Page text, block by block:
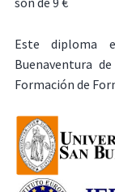
Este diploma
Buenaventura
Formación de